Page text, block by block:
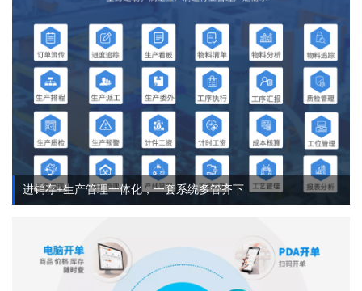
进销存+生产管理一体化，一套系统多管齐下